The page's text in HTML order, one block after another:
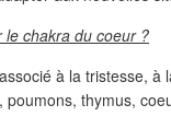
le chakra du coeur ?
à la tristesse,
thymus,